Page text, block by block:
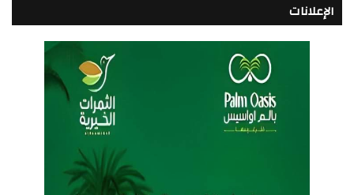
الإعلانات